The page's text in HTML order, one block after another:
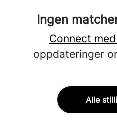
Ingen
Connect
oppdateringer
Alle